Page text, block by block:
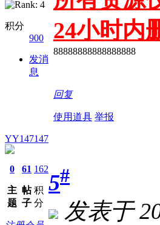
积分
900
发消
息
24小时内
88888888888888888
回复
使用道具 举报
YY147147
0
主
题
61
帖
子
162
积
分
5#
发表于